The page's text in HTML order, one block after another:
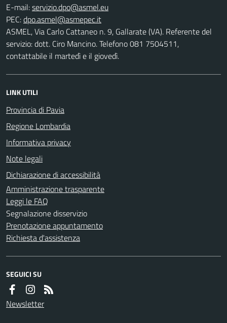
E-mail:
PEC:
ASMEL, Via Carlo Cattaneo n. 9, Gallarate (VA). Referente del
servizio: dott. Ciro Mancino. Telefono 081 7504511,
contattabile il martedì e il giovedì.
LINK UTILI
Provincia di Pavia
Regione Lombardia
Informativa privacy
Note legali
Dichiarazione di accessibilità
Amministrazione trasparente
Leggi le FAQ
Segnalazione disservizio
Prenotazione appuntamento
Richiesta d'assistenza
SEGUICI SU
Newsletter